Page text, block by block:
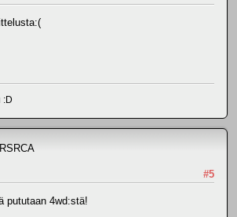
:D
RSRCA
#5
pututaan 4wd:stä!